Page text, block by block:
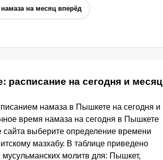
на месяц вперёд
расписание на сегодня и месяц
намаза в Пышкете на сегодня и
время намаза на сегодня в Пышкете
выберите определение времени
мазхабу. В таблице приведено
молитв для: Пышкет,